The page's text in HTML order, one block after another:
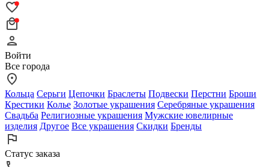
Войти
Все города
Кольца Серьги Цепочки Браслеты Подвески Перстни Броши
Крестики Колье Золотые украшения Серебряные украшения
Свадьба Религиозные украшения Мужские ювелирные
изделия Другое Все украшения Скидки Бренды
Статус заказа